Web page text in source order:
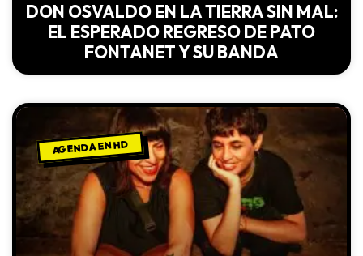
DON OSVALDO EN LA TIERRA SIN MAL:
EL ESPERADO REGRESO DE PATO
FONTANET Y SU BANDA
AGENDA EN HD